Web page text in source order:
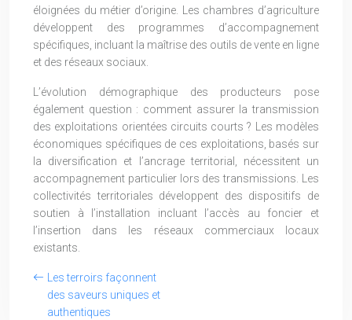
éloignées du métier d’origine. Les chambres d’agriculture
développent des programmes d’accompagnement
spécifiques, incluant la maîtrise des outils de vente en ligne
et des réseaux sociaux.
L’évolution démographique des producteurs pose
également question : comment assurer la transmission
des exploitations orientées circuits courts ? Les modèles
économiques spécifiques de ces exploitations, basés sur
la diversification et l’ancrage territorial, nécessitent un
accompagnement particulier lors des transmissions. Les
collectivités territoriales développent des dispositifs de
soutien à l’installation incluant l’accès au foncier et
l’insertion dans les réseaux commerciaux locaux
existants.
Les terroirs façonnent
des saveurs uniques et
authentiques